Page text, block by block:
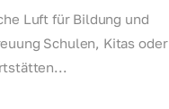
Luft für Bildung und
Schulen, Kitas oder